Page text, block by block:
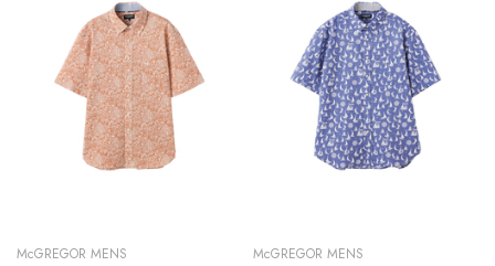
McGREGOR MENS McGREGOR MENS